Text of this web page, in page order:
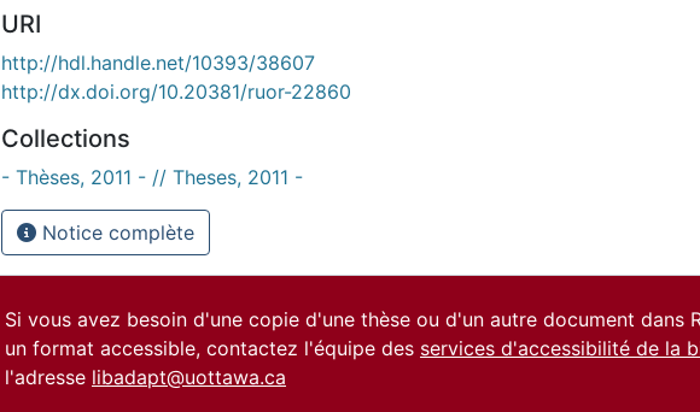
URI
http://hdl.handle.net/10393/38607
http://dx.doi.org/10.20381/ruor-22860
Collections
- Thèses, 2011 - // Theses, 2011 -
Notice complète
Si vous avez besoin d'une copie d'une thèse ou d'un autre document dans
un format accessible, contactez l'équipe des services d'accessibilité de la
l'adresse libadapt@uottawa.ca